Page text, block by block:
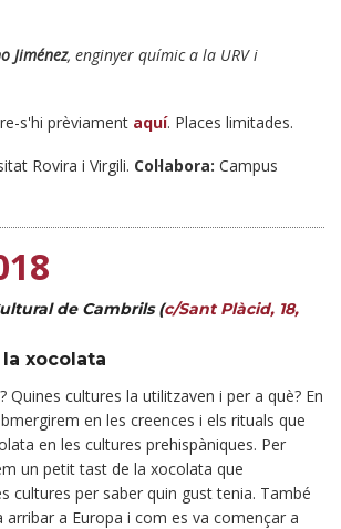
Jiménez, enginyer químic a la URV i
s'hi prèviament aquí. Places limitades.
Rovira i Virgili. Col·labora: Campus
de Cambrils (c/Sant Plàcid, 18,
xocolata
Quines cultures la utilitzaven i per a què? En
en les creences i els rituals que
en les cultures prehispàniques. Per
un petit tast de la xocolata que
cultures per saber quin gust tenia. També
a Europa i com es va començar a